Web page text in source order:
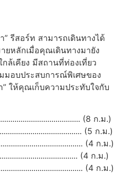
” รีสอร์ท สามารถเดินทางได้
ยหลักเมื่อคุณเดินทางมายัง
ล้เคียง มีสถานที่ท่องเที่ยว
มอบประสบการณ์พิเศษของ
ให้คุณเก็บความประทับใจกับ
(8 ก.ม.)
(5 ก.ม.)
(4 ก.ม.)
(4 ก.ม.)
(4 ก.ม.)